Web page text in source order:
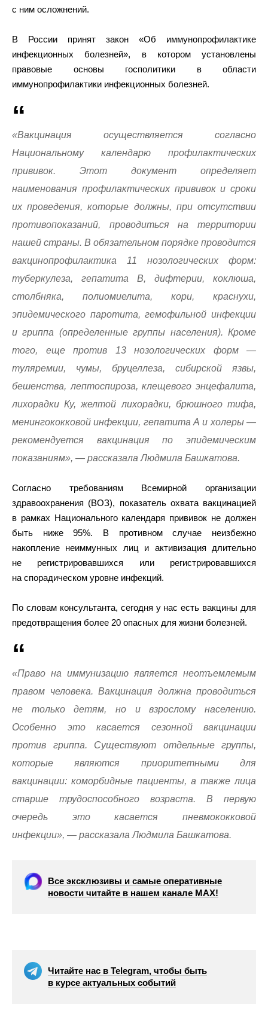
с ним осложнений.
В России принят закон «Об иммунопрофилактике
инфекционных болезней», в котором установлены
правовые основы госполитики в области
иммунопрофилактики инфекционных болезней.
«Вакцинация осуществляется согласно
Национальному календарю профилактических
прививок. Этот документ определяет
наименования профилактических прививок и сроки
их проведения, которые должны, при отсутствии
противопоказаний, проводиться на территории
нашей страны. В обязательном порядке проводится
вакцинопрофилактика 11 нозологических форм:
туберкулеза, гепатита В, дифтерии, коклюша,
столбняка, полиомиелита, кори, краснухи,
эпидемического паротита, гемофильной инфекции
и гриппа (определенные группы населения). Кроме
того, еще против 13 нозологических форм —
туляремии, чумы, бруцеллеза, сибирской язвы,
бешенства, лептоспироза, клещевого энцефалита,
лихорадки Ку, желтой лихорадки, брюшного тифа,
менингококковой инфекции, гепатита А и холеры —
рекомендуется вакцинация по эпидемическим
показаниям», — рассказала Людмила Башкатова.
Согласно требованиям Всемирной организации
здравоохранения (ВОЗ), показатель охвата вакцинацией
в рамках Национального календаря прививок не должен
быть ниже 95%. В противном случае неизбежно
накопление неиммунных лиц и активизация длительно
не регистрировавшихся или регистрировавшихся
на спорадическом уровне инфекций.
По словам консультанта, сегодня у нас есть вакцины для
предотвращения более 20 опасных для жизни болезней.
«Право на иммунизацию является неотъемлемым
правом человека. Вакцинация должна проводиться
не только детям, но и взрослому населению.
Особенно это касается сезонной вакцинации
против гриппа. Существуют отдельные группы,
которые являются приоритетными для
вакцинации: коморбидные пациенты, а также лица
старше трудоспособного возраста. В первую
очередь это касается пневмококковой
инфекции», — рассказала Людмила Башкатова.
Все эксклюзивы и самые оперативные
новости читайте в нашем канале МАХ!
Читайте нас в Telegram, чтобы быть
в курсе актуальных событий